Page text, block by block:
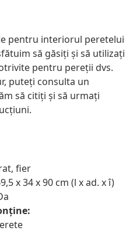
pentru interiorul peretelui
să găsiți și să utilizați
pentru pereții dvs.
puteți consulta un
să citiți și să urmați
fier
x 34 x 90 cm (l x ad. x î)